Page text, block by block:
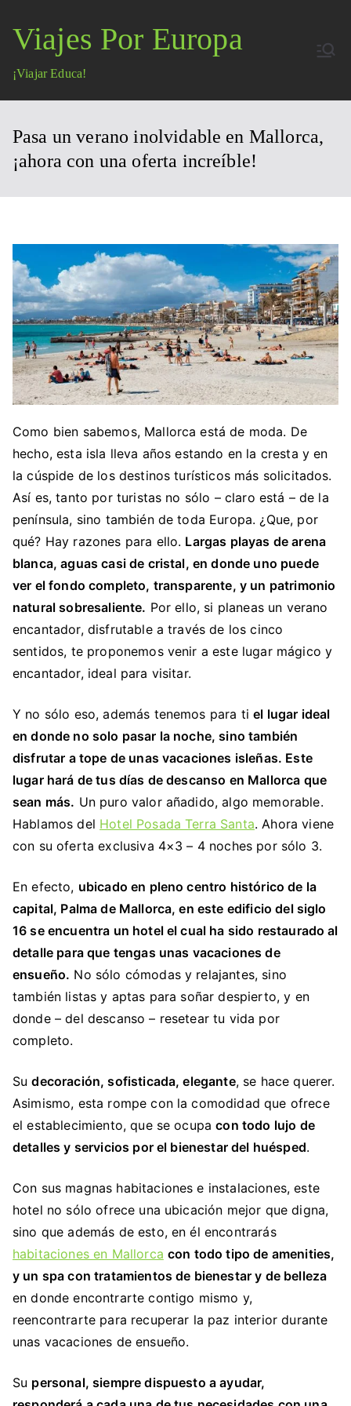
contenido
Viajes Por Europa
¡Viajar Educa!
Pasa un verano inolvidable en Mallorca,
¡ahora con una oferta increíble!
Como bien sabemos, Mallorca está de moda. De
hecho, esta isla lleva años estando en la cresta y en
la cúspide de los destinos turísticos más solicitados.
Así es, tanto por turistas no sólo – claro está – de la
península, sino también de toda Europa. ¿Que, por
qué? Hay razones para ello. Largas playas de arena
blanca, aguas casi de cristal, en donde uno puede
ver el fondo completo, transparente, y un patrimonio
natural sobresaliente. Por ello, si planeas un verano
encantador, disfrutable a través de los cinco
sentidos, te proponemos venir a este lugar mágico y
encantador, ideal para visitar.
Y no sólo eso, además tenemos para tiel lugar ideal
en donde no solo pasar la noche, sino también
disfrutar a tope de unas vacaciones isleñas. Este
lugar hará de tus días de descanso en Mallorca que
sean más. Un puro valor añadido, algo memorable.
Hablamos del Hotel Posada Terra Santa. Ahora viene
con su oferta exclusiva 4×3 – 4 noches por sólo 3.
En efecto, ubicado en pleno centro histórico de la
capital, Palma de Mallorca, en este edificio del siglo
16 se encuentra un hotel el cual ha sido restaurado al
detalle para que tengas unas vacaciones de
ensueño. No sólo cómodas y relajantes, sino
también listas y aptas para soñar despierto, y en
donde – del descanso – resetear tu vida por
completo.
Sudecoración, sofisticada, elegante, se hace querer.
Asimismo, esta rompe con la comodidad que ofrece
el establecimiento, que se ocupacon todo lujo de
detalles y servicios por el bienestar del huésped.
Con sus magnas habitaciones e instalaciones, este
hotel no sólo ofrece una ubicación mejor que digna,
sino que además de esto, en él encontrarás
habitaciones en Mallorca con todo tipo de amenities,
y un spa con tratamientos de bienestar y de belleza
en donde encontrarte contigo mismo y,
reencontrarte para recuperar la paz interior durante
unas vacaciones de ensueño.
Su personal, siempre dispuesto a ayudar,